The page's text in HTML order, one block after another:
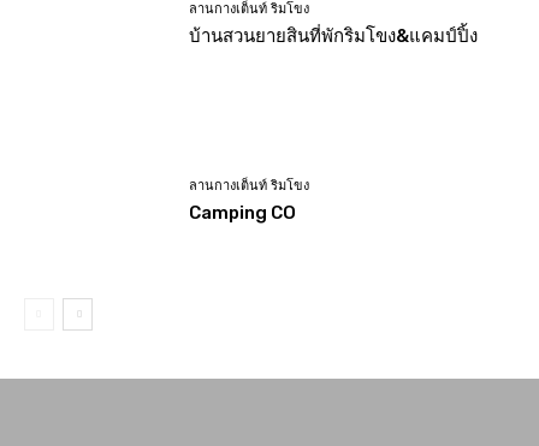
ลานกางเต็นท์ ริมโขง
บ้านสวนยายสินที่พักริมโขง&แคมป์ปิ้ง
ลานกางเต็นท์ ริมโขง
Camping CO